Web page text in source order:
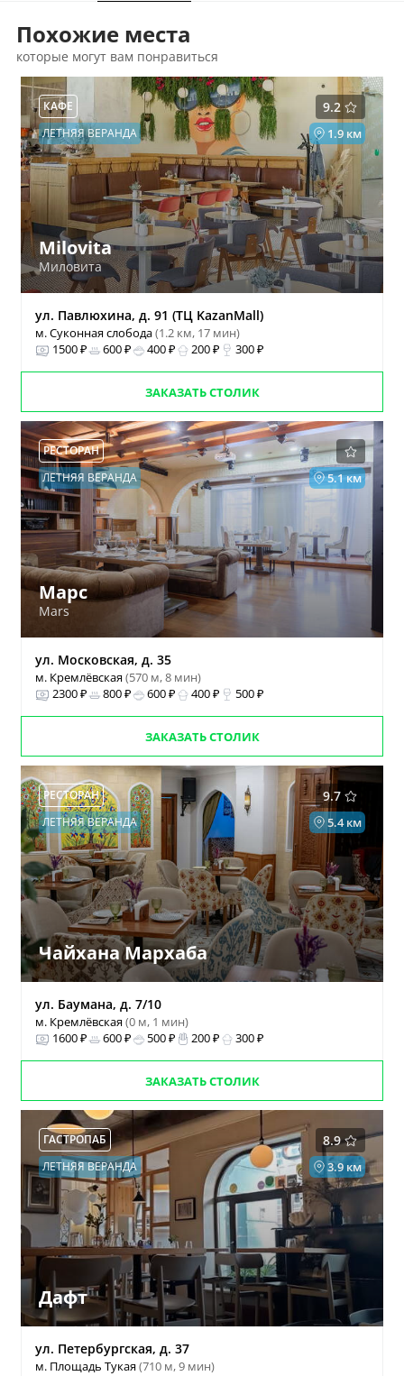
Похожие места
которые могут вам понравиться
9.2
КАФЕ
1.9 км
ЛЕТНЯЯ ВЕРАНДА
Milovita
Миловита
ул. Павлюхина, д. 91 (ТЦ KazanMall)
м. Суконная слобода(1.2 км, 17 мин)
1500 ₽
600 ₽ 400 ₽ 200 ₽ 300 ₽
ЗАКАЗАТЬ СТОЛИК
РЕСТОРАН
5.1 км
ЛЕТНЯЯ ВЕРАНДА
Марс
Mars
ул. Московская, д. 35
м. Кремлёвская(570 м, 8 мин)
2300 ₽
800 ₽ 600 ₽ 400 ₽ 500 ₽
ЗАКАЗАТЬ СТОЛИК
9.7
РЕСТОРАН
5.4 км
ЛЕТНЯЯ ВЕРАНДА
Чайхана Мархаба
ул. Баумана, д. 7/10
м. Кремлёвская(0 м, 1 мин)
1600 ₽
600 ₽ 500 ₽ 200 ₽ 300 ₽
ЗАКАЗАТЬ СТОЛИК
8.9
ГАСТРОПАБ
3.9 км
ЛЕТНЯЯ ВЕРАНДА
Дафт
ул. Петербургская, д. 37
м. Площадь Тукая(710 м, 9 мин)